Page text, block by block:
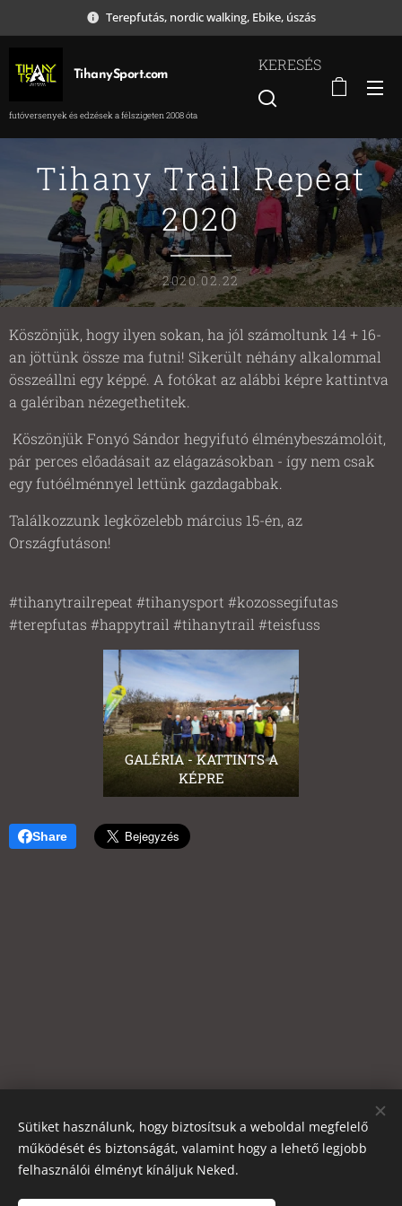
Terepfutás, nordic walking, Ebike, úszás
TihanySport.com
futóversenyek és edzések a félszigeten 2008 óta
KERESÉS
Tihany Trail Repeat
2020
2020.02.22
Köszönjük, hogy ilyen sokan, ha jól számoltunk 14 + 16-
an jöttünk össze ma futni! Sikerült néhány alkalommal
összeállni egy képpé. A fotókat az alábbi képre kattintva
a galériban nézegethetitek.
Köszönjük Fonyó Sándor hegyifutó élménybeszámolóit,
pár perces előadásait az elágazásokban - így nem csak
egy futóélménnyel lettünk gazdagabbak.
Találkozzunk legközelebb március 15-én, az
Országfutáson! ✌️
#tihanytrailrepeat #tihanysport #kozossegifutas
#terepfutas #happytrail #tihanytrail #teisfuss
GALÉRIA - KATTINTS A
KÉPRE
Share
Sütiket használunk, hogy biztosítsuk a weboldal megfelelő
működését és biztonságát, valamint hogy a lehető legjobb
felhasználói élményt kínáljuk Neked.